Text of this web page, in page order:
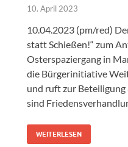
10. April 2023
10.04.2023 (pm/red)
statt Schießen!“ zum
Osterspaziergang in
die Bürgerinitiative
und ruft zur
sind
WEITERLESEN